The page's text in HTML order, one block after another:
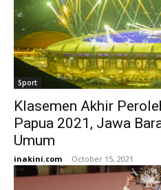
Sport
Klasemen Akhir
Papua 2021, Jawa
Umum
inakini.com - October 15, 2021